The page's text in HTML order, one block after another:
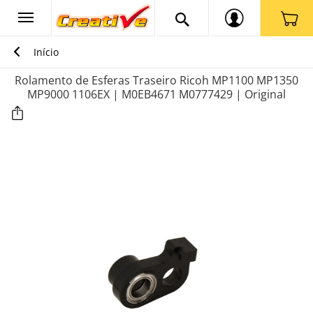
Início
Rolamento de Esferas Traseiro Ricoh MP1100 MP1350
MP9000 1106EX | M0EB4671 M0777429 | Original